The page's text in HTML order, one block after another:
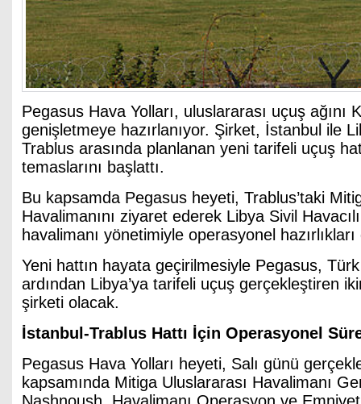
Pegasus Hava Yolları, uluslararası uçuş ağını
genişletmeye hazırlanıyor. Şirket, İstanbul ile
Trablus arasında planlanan yeni tarifeli uçuş
temaslarını başlattı.
Bu kapsamda Pegasus heyeti, Trablus’taki
Havalimanını ziyaret ederek Libya Sivil
havalimanı yönetimiyle operasyonel
Yeni hattın hayata geçirilmesiyle Pegasus, Türk
ardından Libya’ya tarifeli uçuş gerçekleştiren
şirketi olacak.
İstanbul-Trablus Hattı İçin Operasyonel
Pegasus Hava Yolları heyeti, Salı günü
kapsamında Mitiga Uluslararası Havalimanı